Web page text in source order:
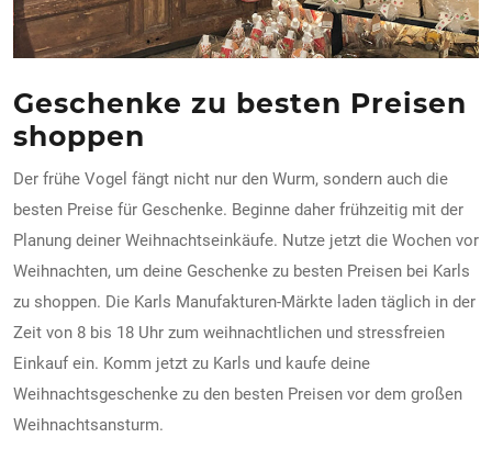
Geschenke zu besten Preisen
shoppen
Der frühe Vogel fängt nicht nur den Wurm, sondern auch die
besten Preise für Geschenke. Beginne daher frühzeitig mit der
Planung deiner Weihnachtseinkäufe. Nutze jetzt die Wochen vor
Weihnachten, um deine Geschenke zu besten Preisen bei Karls
zu shoppen. Die Karls Manufakturen-Märkte laden täglich in der
Zeit von 8 bis 18 Uhr zum weihnachtlichen und stressfreien
Einkauf ein. Komm jetzt zu Karls und kaufe deine
Weihnachtsgeschenke zu den besten Preisen vor dem großen
Weihnachtsansturm.